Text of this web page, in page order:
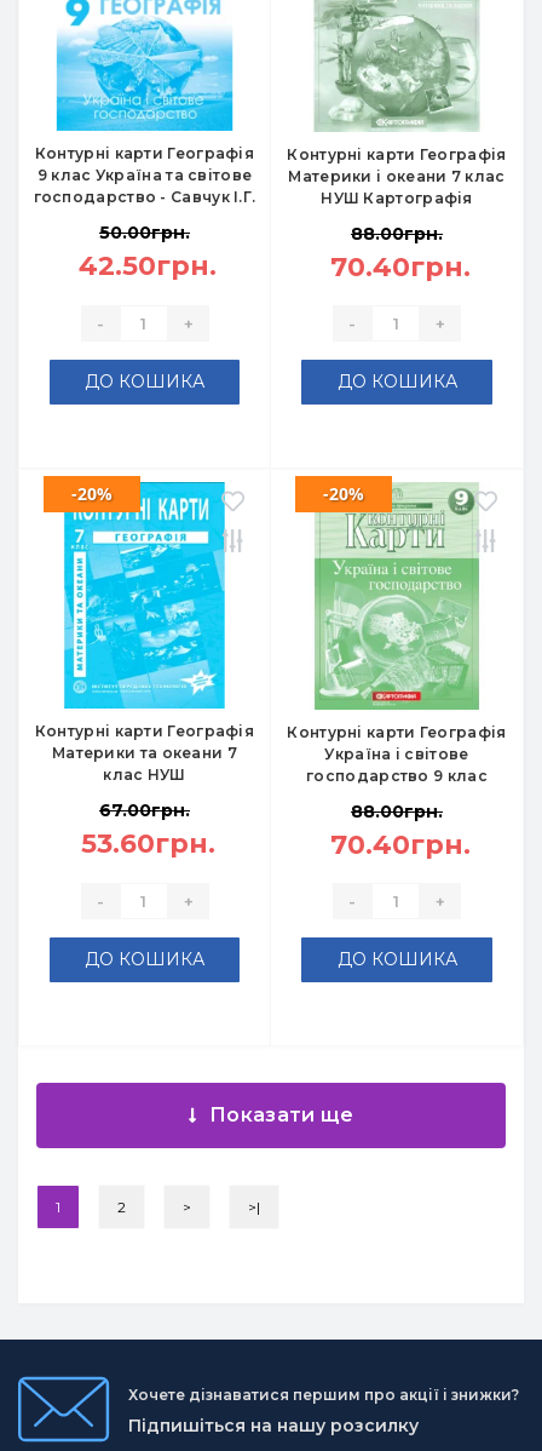
Контурні карти Географія
9 клас Україна та світове
господарство - Савчук І.Г.
50.00грн.
42.50грн.
- +
ДО КОШИКА
Контурні карти Географія
Материки і океани 7 клас
НУШ Картографія
88.00грн.
70.40грн.
- +
ДО КОШИКА
Контурні карти Географія
Материки та океани 7
клас НУШ
-20%
67.00грн.
53.60грн.
- +
ДО КОШИКА
Контурні карти Географія
Україна і світове
господарство 9 клас
-20%
88.00грн.
70.40грн.
- +
ДО КОШИКА
Показати ще
1 2 > >|
Хочете дізнаватися першим про акції і знижки?
Підпишіться на нашу розсилку